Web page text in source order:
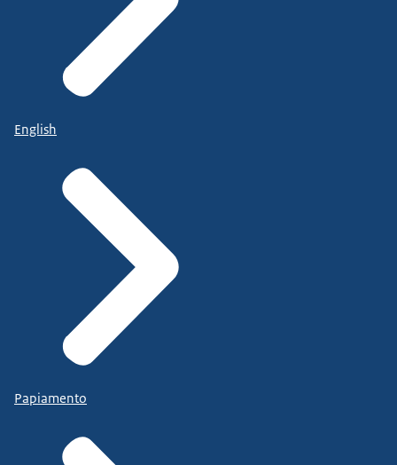
English
Papiamento